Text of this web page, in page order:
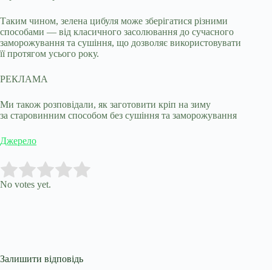
Таким чином, зелена цибуля може зберігатися різними
способами — від класичного засолювання до сучасного
заморожування та сушіння, що дозволяє використовувати
її протягом усього року.
РЕКЛАМА
Ми також розповідали, як заготовити кріп на зиму
за старовинним способом без сушіння та заморожування
Джерело
Rate this item:
No votes yet.
Залишити відповідь